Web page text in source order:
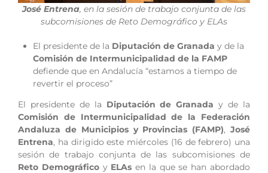
José Entrena, en la sesión de trabajo conjunta de las
subcomisiones de Reto Demográfico y ELAs
El presidente de la Diputación de Granada y de la
Comisión de Intermunicipalidad de la FAMP
defiende que en Andalucía “estamos a tiempo de
revertir el proceso”
El presidente de la Diputación de Granada y de la
Comisión de Intermunicipalidad de la Federación
Andaluza de Municipios y Provincias (FAMP),José
Entrena, ha dirigido este miércoles (16 de febrero) una
sesión de trabajo conjunta de las subcomisiones de
Reto Demográficoy ELAs en la que se han abordado